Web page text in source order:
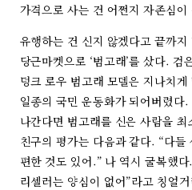
가격으로 사는 건 어쩐지 자존심
유행하는 건 신지 않겠다고 끝까
당근마켓으로 ‘범고래’를 샀다.
덩크 로우 범고래 모델은 지나치
일종의 국민 운동화가 되어버렸다
나간다면 범고래를 신은 사람을
친구의 평가는 다음과 같다. “다들
편한 것도 있어.” 나 역시 굴복했
리셀러는 양심이 없어”라고 칭얼